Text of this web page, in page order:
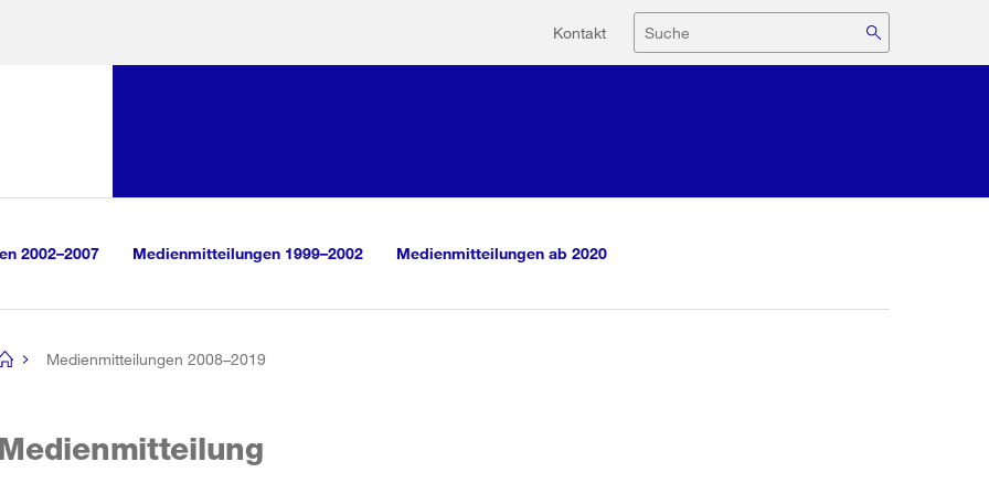
Hilfsnavigation
Kontakt Suche
2002–2007 Medienmitteilungen 1999–2002 Medienmitteilungen ab 2020
Medienmitteilungen 2008–2019